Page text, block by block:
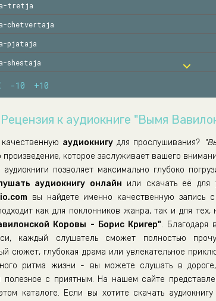
-10 +10
tretja
chetvertaja
pjataja
shestaja
sedmaja
vosmaja
devjataja
desjataja
Рецензия к аудиокниге "Вымя
аудиокнигудля прослушивания?
произведение, которое заслуживает вашего
позволяет максимально глубоко
аудиокнигу онлайн или скачать её
вы найдете именно качественную запись
как для поклонников жанра, так и для тех,
Коровы - Борис Кригер". Благодаря
каждый слушатель сможет полностью
сюжет, глубокая драма или увлекательное
ритма жизни - вы можете слушать в
полезное с приятным. На нашем сайте
каталоге. Если вы хотите скачать